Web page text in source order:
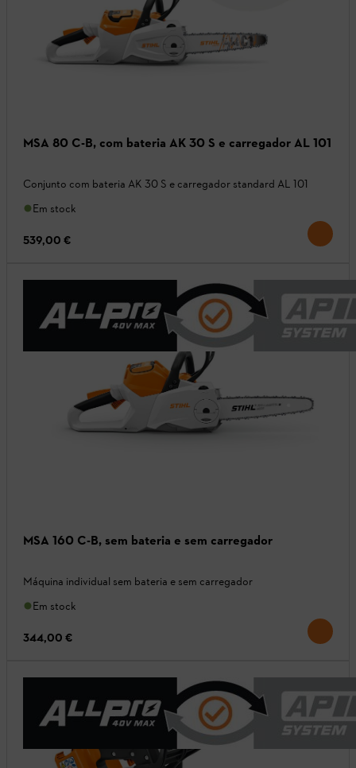
MSA 80 C-B, com bateria AK 30 S e carregador AL 101
Conjunto com bateria AK 30 S e carregador standard AL 101
Em stock
539,00 €
MSA 160 C-B, sem bateria e sem carregador
Máquina individual sem bateria e sem carregador
Em stock
344,00 €